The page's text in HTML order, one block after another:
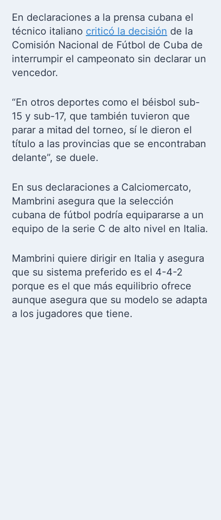
En declaraciones a la prensa cubana el
técnico italiano criticó la decisión de la
Comisión Nacional de Fútbol de Cuba de
interrumpir el campeonato sin declarar un
vencedor.
“En otros deportes como el béisbol sub-
15 y sub-17, que también tuvieron que
parar a mitad del torneo, sí le dieron el
título a las provincias que se encontraban
delante”, se duele.
En sus declaraciones a Calciomercato,
Mambrini asegura que la selección
cubana de fútbol podría equipararse a un
equipo de la serie C de alto nivel en Italia.
Mambrini quiere dirigir en Italia y asegura
que su sistema preferido es el 4-4-2
porque es el que más equilibrio ofrece
aunque asegura que su modelo se adapta
a los jugadores que tiene.